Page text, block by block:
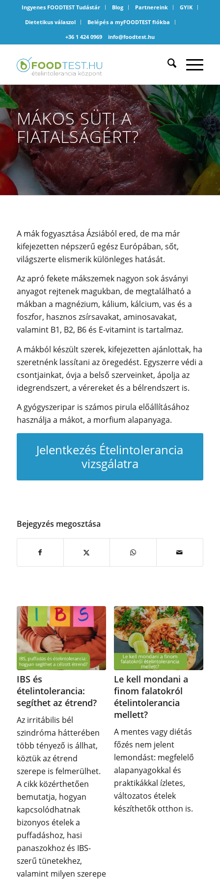
Ingyenes FOODTEST Tudástár Blog Partnereink
GYIK
Dietetikus válaszol
Belépés a myFOODTEST fiókba
+36 1 424 0969
info@foodtest.hu
MÁKOS SÜTI A
FIATALSÁGÉRT?
A mák fogyasztása Ázsiából ered, de ma már
kifejezetten népszerű egész Európában, sőt,
világszerte elismerik különleges hatását.
Az apró fekete mákszemek nagyon sok ásványi
anyagot rejtenek magukban, de megtalálható a
mákban a magnézium, kálium, kálcium, vas és a
foszfor, hasznos zsírsavakat, aminosavakat,
valamint B1, B2, B6 és E-vitamint is tartalmaz.
A mákból készült szerek, kifejezetten ajánlottak, ha
szeretnénk lassítani az öregedést. Egyszerre védi a
csontjainkat, óvja a belső szerveinket, ápolja az
idegrendszert, a vérereket és a bélrendszert is.
A gyógyszeripar is számos pirula előállításához
használja a mákot, a morfium alapanyaga.
Jelentkezés Ételintolerancia
vizsgálatra
Bejegyzés megosztása
IBS és
ételintolerancia:
segíthet az étrend?
Az irritábilis bél
szindróma hátterében
több tényező is állhat,
köztük az étrend
szerepe is felmerülhet.
A cikk közérthetően
bemutatja, hogyan
kapcsolódhatnak
bizonyos ételek a
puffadáshoz, hasi
panaszokhoz és IBS-
szerű tünetekhez,
valamint milyen szerepe
Le kell mondani a
finom falatokról
ételintolerancia
mellett?
A mentes vagy diétás
főzés nem jelent
lemondást: megfelelő
alapanyagokkal és
praktikákkal ízletes,
változatos ételek
készíthetők otthon is.